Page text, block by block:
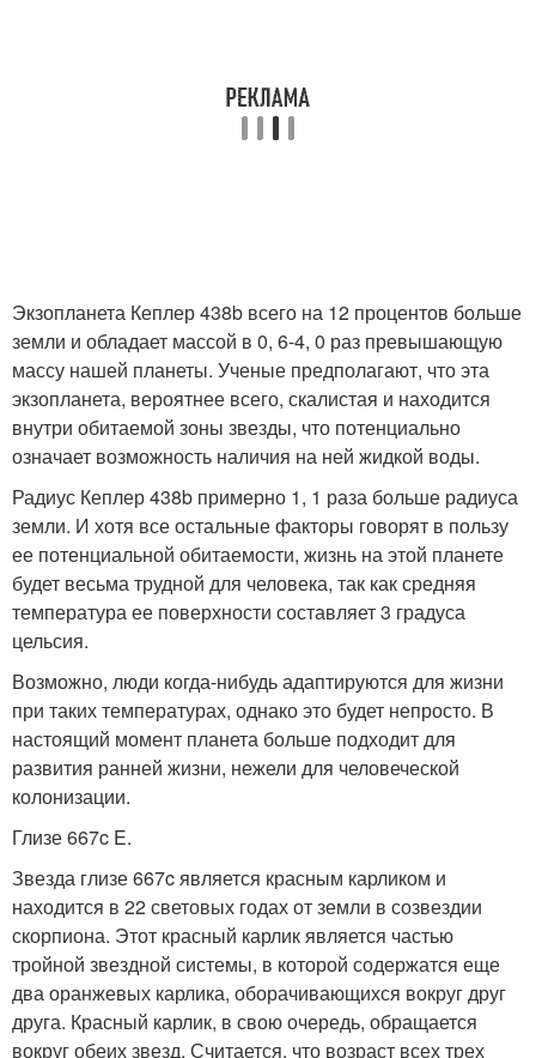
Экзопланета Кеплер 438b всего на 12 процентов больше
земли и обладает массой в 0, 6-4, 0 раз превышающую
массу нашей планеты. Ученые предполагают, что эта
экзопланета, вероятнее всего, скалистая и находится
внутри обитаемой зоны звезды, что потенциально
означает возможность наличия на ней жидкой воды.
Радиус Кеплер 438b примерно 1, 1 раза больше радиуса
земли. И хотя все остальные факторы говорят в пользу
ее потенциальной обитаемости, жизнь на этой планете
будет весьма трудной для человека, так как средняя
температура ее поверхности составляет 3 градуса
цельсия.
Возможно, люди когда-нибудь адаптируются для жизни
при таких температурах, однако это будет непросто. В
настоящий момент планета больше подходит для
развития ранней жизни, нежели для человеческой
колонизации.
Глизе 667c E.
Звезда глизе 667c является красным карликом и
находится в 22 световых годах от земли в созвездии
скорпиона. Этот красный карлик является частью
тройной звездной системы, в которой содержатся еще
два оранжевых карлика, оборачивающихся вокруг друг
друга. Красный карлик, в свою очередь, обращается
вокруг обеих звезд. Считается, что возраст всех трех